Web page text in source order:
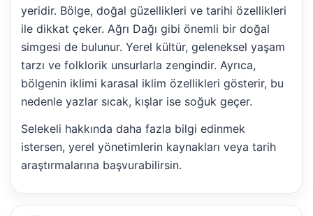
yeridir. Bölge, doğal güzellikleri ve tarihi özellikleri
ile dikkat çeker. Ağrı Dağı gibi önemli bir doğal
simgesi de bulunur. Yerel kültür, geleneksel yaşam
tarzı ve folklorik unsurlarla zengindir. Ayrıca,
bölgenin iklimi karasal iklim özellikleri gösterir, bu
nedenle yazlar sıcak, kışlar ise soğuk geçer.
Selekeli hakkında daha fazla bilgi edinmek
istersen, yerel yönetimlerin kaynakları veya tarih
araştırmalarına başvurabilirsin.